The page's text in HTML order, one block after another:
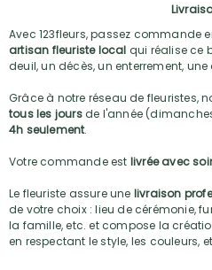
Avec 123fleurs, passez commande
artisan fleuriste local qui réalise ce
deuil, un décès, un enterrement,
Grâce à notre réseau de fleuristes,
tous les joursde l'année
4h seulement.
Votre commande est livrée avec
Le fleuriste assure une livraison
de votre choix : lieu de cérémonie,
la famille, etc. et compose la
en respectant le style, les couleurs,